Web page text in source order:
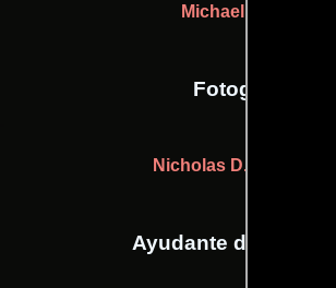
Michael Barnes
Fotografia
Nicholas D. Knowland
Ayudante de